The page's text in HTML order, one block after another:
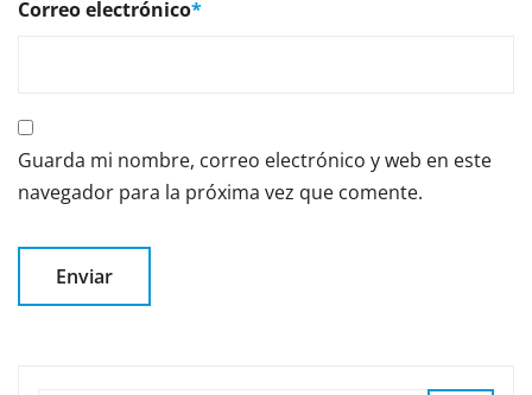
Correo electrónico*
Guarda mi nombre, correo electrónico y web en este
navegador para la próxima vez que comente.